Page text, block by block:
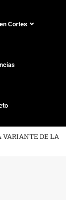
Cortes
VARIANTE DE LA